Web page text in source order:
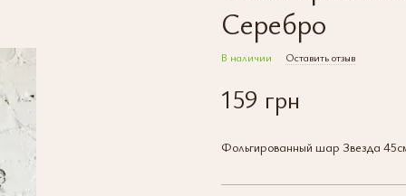
Серебро
В наличии Оставить отзыв
159 грн
Фольгированный шар Звезда